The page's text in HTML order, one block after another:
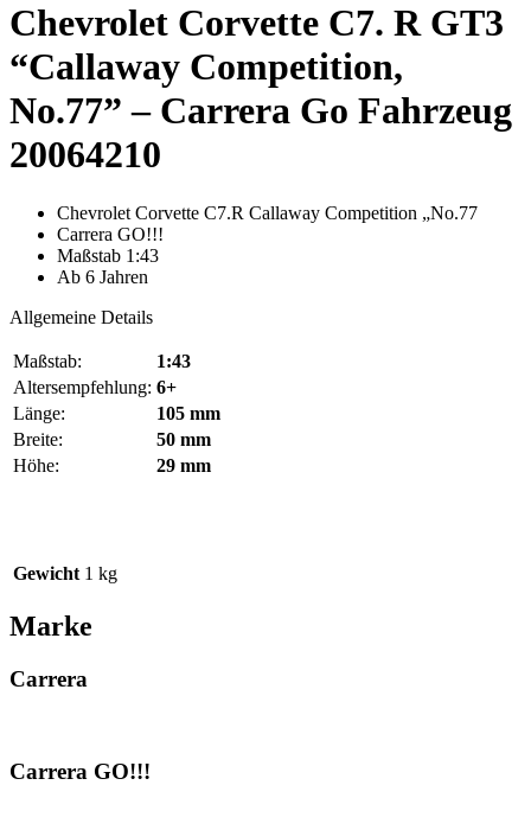
Chevrolet Corvette C7. R GT3
“Callaway Competition,
No.77” – Carrera Go Fahrzeug
20064210
Chevrolet Corvette C7.R Callaway Competition „No.77
Carrera GO!!!
Maßstab 1:43
Ab 6 Jahren
Allgemeine Details
Maßstab:
1:43
Altersempfehlung: 6+
Länge:
105 mm
Breite:
50 mm
Höhe:
29 mm
Gewicht 1 kg
Marke
Carrera
Carrera GO!!!